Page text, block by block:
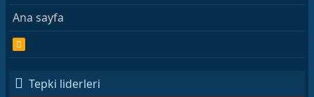
Ana sayfa
S
Tepki liderleri